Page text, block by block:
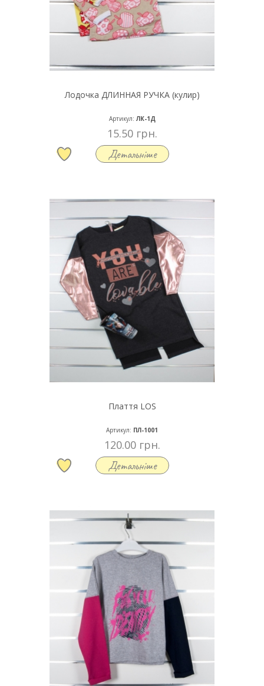
Лодочка ДЛИННАЯ РУЧКА (кулир)
Артикул: ЛК-1Д
15.50 грн.
Детальніше
Плаття LOS
Артикул: ПЛ-1001
120.00 грн.
Детальніше